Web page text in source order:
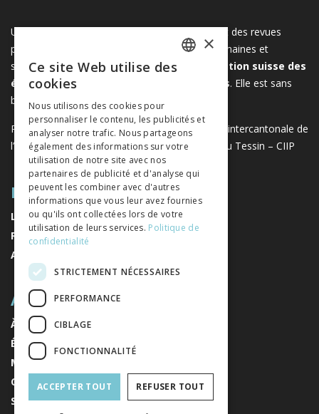
Une plateforme unique regroupant des livres et des revues
publiés par les éditeurs suisses de sciences humaines et
sociales. Libreo.ch est la propriété de l'
Association suisse des
éditeurs de sciences sociales et humaines. Elle est sans
but lucratif.www.editeurssuisses.ch
Projet réalisé avec le soutien de la Conférence intercantonale de
l’instruction publique de la Suisse romande et du Tessin – CIIP
PLAN DU SITE
LIVRES
REVUES
AUTEURS
A PROPOS
À PROPOS DE NOUS
ÉDITEURS
MENTIONS LÉGALES
CONDITIONS GÉNÉRALES DE VENTE
S'INSCRIRE À LA NEWSLETTER
ITALIAN
×
Ce site Web utilise des
cookies
Nous utilisons des cookies pour
personnaliser le contenu, les publicités et
analyser notre trafic. Nous partageons
également des informations sur votre
utilisation de notre site avec nos
partenaires de publicité et d'analyse qui
peuvent les combiner avec d'autres
informations que vous leur avez fournies
ou qu'ils ont collectées lors de votre
utilisation de leurs services. Politique de
confidentialité
STRICTEMENT NÉCESSAIRES
PERFORMANCE
CIBLAGE
FONCTIONNALITÉ
ACCEPTER TOUT REFUSER TOUT